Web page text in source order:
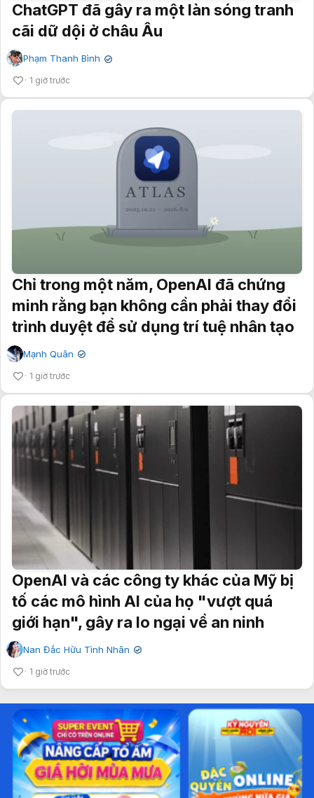
ChatGPT đã gây ra một làn sóng tranh
cãi dữ dội ở châu Âu
Phạm Thanh Bình ✔
1 giờ trước
Chỉ trong một năm, OpenAI đã chứng
minh rằng bạn không cần phải thay đổi
trình duyệt để sử dụng trí tuệ nhân tạo
Mạnh Quân ✔
1 giờ trước
OpenAI và các công ty khác của Mỹ bị
tố các mô hình AI của họ "vượt quá
giới hạn", gây ra lo ngại về an ninh
Nan Đắc Hữu Tình Nhân ✔
1 giờ trước